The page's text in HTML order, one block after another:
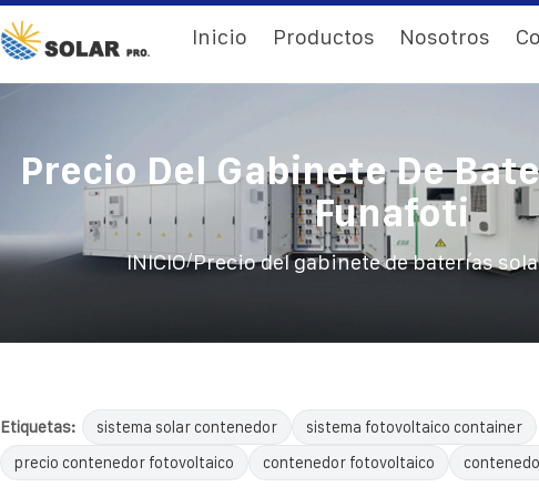
Inicio Productos Nosotros
Precio Del Gabinete De
Funafoti
INICIO/Precio del gabinete de baterías
Etiquetas: sistema solar contenedor
sistema fotovoltaico container
precio contenedor fotovoltaico
contenedor fotovoltaico